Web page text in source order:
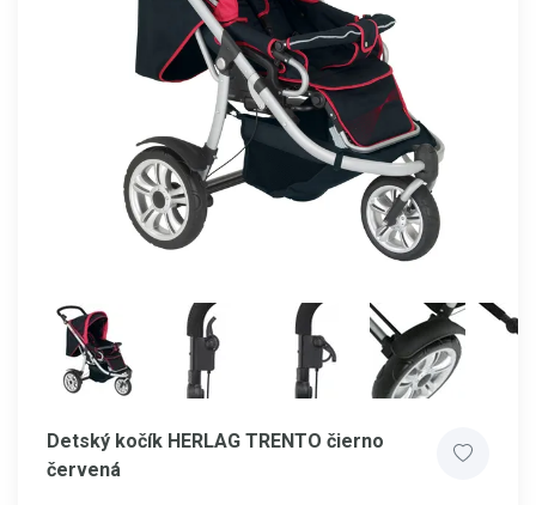
Detský kočík HERLAG TRENTO čierno
červená